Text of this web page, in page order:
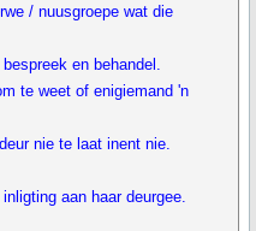
/ nuusgroepe wat die
en behandel.
te weet of enigiemand 'n
nie te laat inent nie.
aan haar deurgee.